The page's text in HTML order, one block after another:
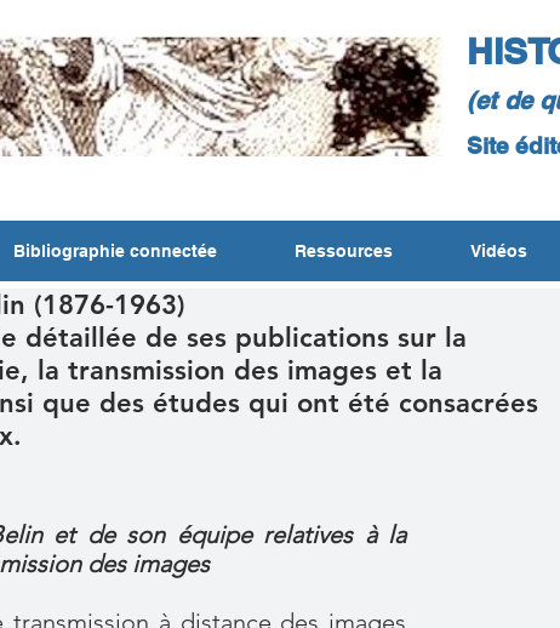
(et de
Site
Bibliographie connectée Ressources Vidéos
(1876-1963)
détaillée de ses publications sur la
la transmission des images et la
que des études qui ont été consacrées
et de son équipe relatives à la
des images
à distance des images